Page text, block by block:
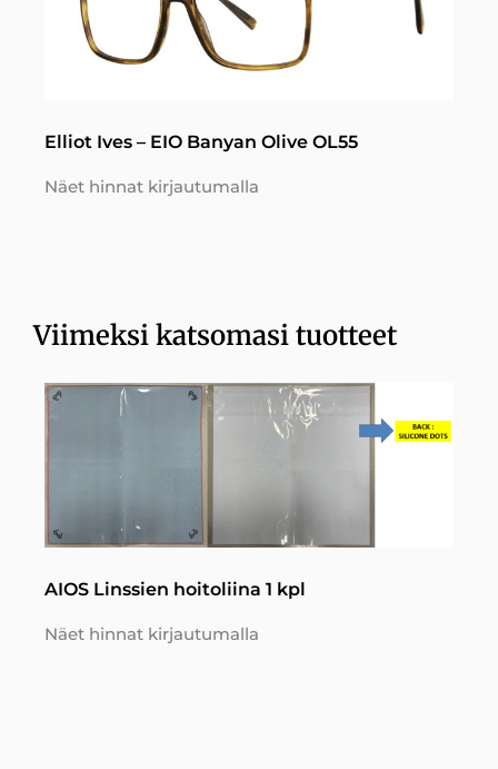
Elliot Ives – EIO Banyan Olive OL55
Näet hinnat kirjautumalla
Viimeksi katsomasi tuotteet
AIOS Linssien hoitoliina 1 kpl
Näet hinnat kirjautumalla